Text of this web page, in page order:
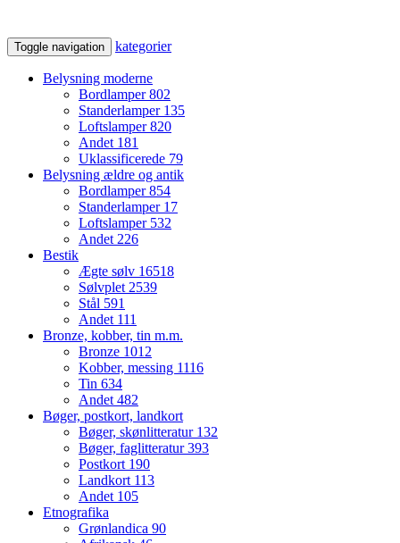
Toggle navigation kategorier
Belysning moderne
Bordlamper802
Standerlamper 135
Loftslamper820
Andet 181
Uklassificerede 79
Belysning ældre og antik
Bordlamper854
Standerlamper 17
Loftslamper 532
Andet226
Bestik
Ægte sølv 16518
Sølvplet2539
Stål 591
Andet 111
Bronze, kobber, tin m.m.
Bronze 1012
Kobber, messing 1116
Tin 634
Andet482
Bøger, postkort, landkort
Bøger, skønlitteratur 132
Bøger, faglitteratur393
Postkort 190
Landkort 113
Andet 105
Etnografika
Grønlandica 90